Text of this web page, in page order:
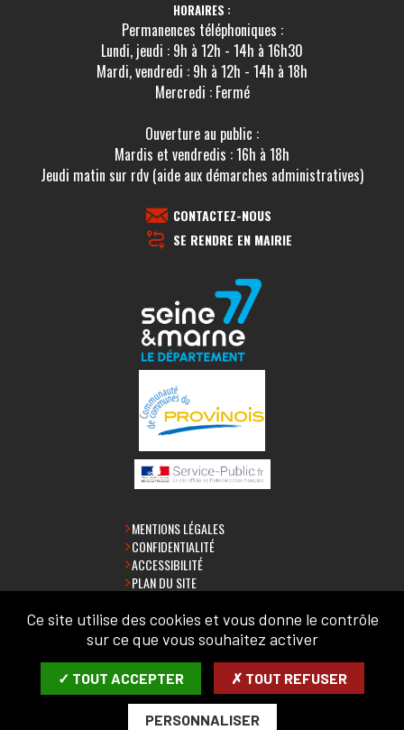
HORAIRES :
Permanences téléphoniques :
Lundi, jeudi : 9h à 12h - 14h à 16h30
Mardi, vendredi : 9h à 12h - 14h à 18h
Mercredi : Fermé
Ouverture au public :
Mardis et vendredis : 16h à 18h
Jeudi matin sur rdv (aide aux démarches administratives)
CONTACTEZ-NOUS
SE RENDRE EN MAIRIE
MENTIONS LÉGALES
CONFIDENTIALITÉ
ACCESSIBILITÉ
PLAN DU SITE
LETTRE D'INFORMATION
SAISIR VOTRE COURRIEL:
Ce site utilise des cookies et vous donne le contrôle
sur ce que vous souhaitez activer
✓ TOUT ACCEPTER ✗ TOUT REFUSER
PERSONNALISER